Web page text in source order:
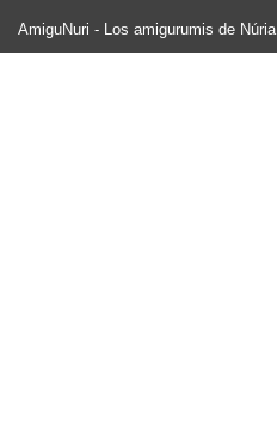
AmiguNuri - Los amigurumis de Núria